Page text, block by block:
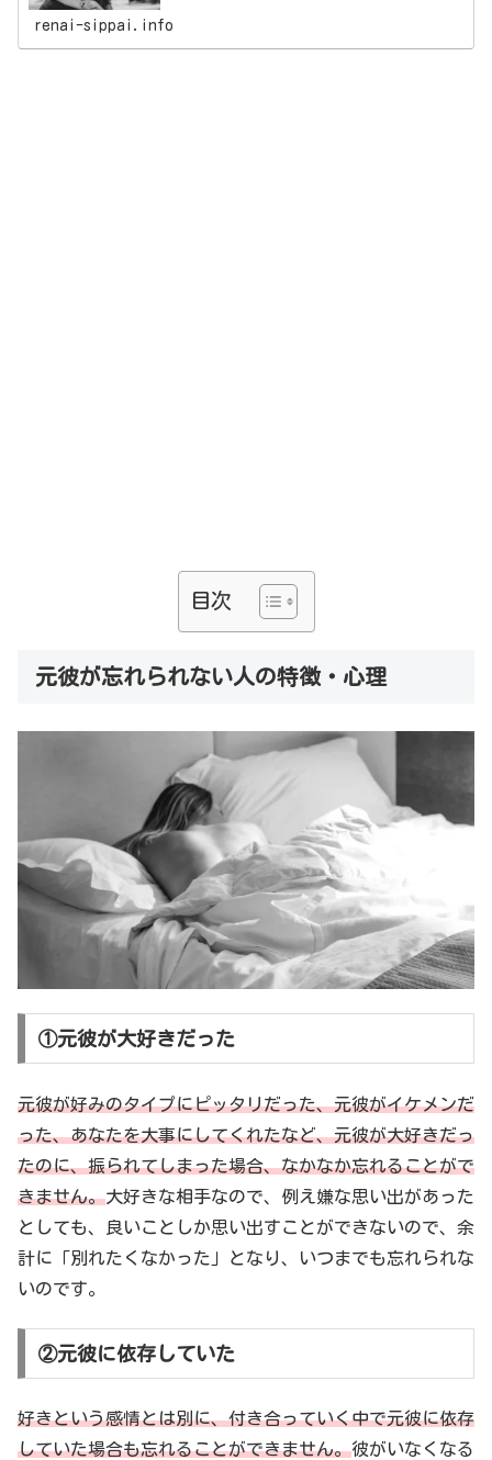
にどうすればいいか考えていきます。
renai-sippai.info
目次
元彼が忘れられない人の特徴・心理
①元彼が大好きだった
元彼が好みのタイプにピッタリだった、元彼がイケメンだ
った、あなたを大事にしてくれたなど、元彼が大好きだっ
たのに、振られてしまった場合、なかなか忘れることがで
きません。大好きな相手なので、例え嫌な思い出があった
としても、良いことしか思い出すことができないので、余
計に「別れたくなかった」となり、いつまでも忘れられな
いのです。
②元彼に依存していた
好きという感情とは別に、付き合っていく中で元彼に依存
していた場合も忘れることができません。彼がいなくなる